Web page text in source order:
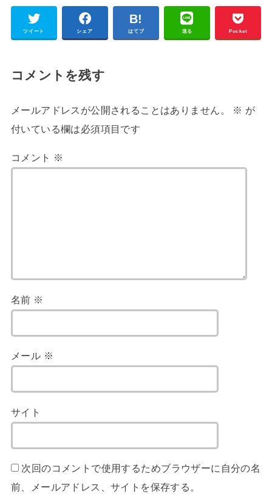
ツイート シェア はてブ 送る Pocket
コメントを残す
メールアドレスが公開されることはありません。 ※ が
付いている欄は必須項目です
コメント ※
名前 ※
メール ※
サイト
次回のコメントで使用するためブラウザーに自分の名
前、メールアドレス、サイトを保存する。